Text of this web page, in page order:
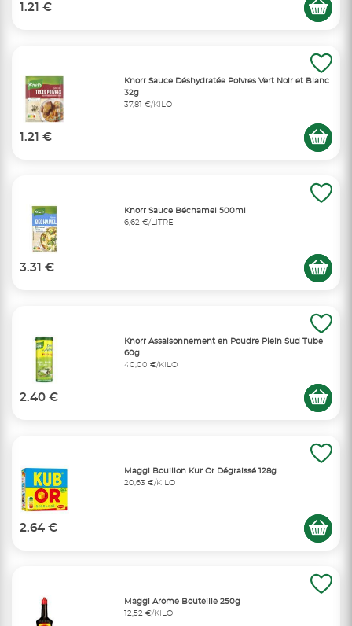
1.21 €
Knorr Sauce Déshydratée Poivres Vert Noir et Blanc
32g
37,81 €/KILO
1.21 €
Knorr Sauce Béchamel 500ml
6,62 €/LITRE
3.31 €
Knorr Assaisonnement en Poudre Plein Sud Tube
60g
40,00 €/KILO
2.40 €
Maggi Bouillon Kur Or Dégraissé 128g
20,63 €/KILO
2.64 €
Maggi Arome Bouteille 250g
12,52 €/KILO